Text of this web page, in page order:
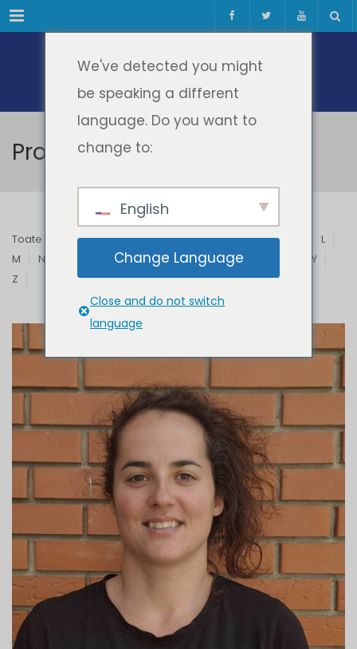
Meniul
Profesori & Invitați
Toate B C D E F G H I J
L
M
N Q R S T U V
Y
Z
We've detected you might
be speaking a different
language. Do you want to
change to:
English
Change Language
Close and do not switch
language